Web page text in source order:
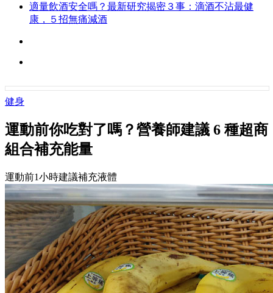
適量飲酒安全嗎？最新研究揭密３事：滴酒不沾最健
康，５招無痛減酒
健身
運動前你吃對了嗎？營養師建議 6 種超商
組合補充能量
運動前1小時建議補充液體